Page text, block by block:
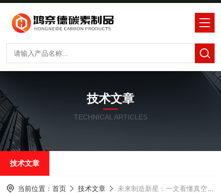
技术文章
TECHNICAL ARTICLES
技术文章
当前位置： 首页 技术文章 未来制造新星：一文看懂真空炉石墨模具的性能！